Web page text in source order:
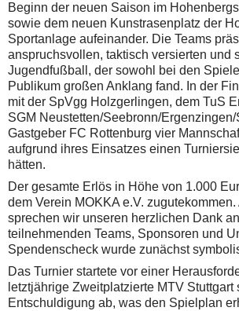
Beginn der neuen Saison im
sowie dem neuen Kunstrasenplatz der
Sportanlage aufeinander. Die Teams
anspruchsvollen, taktisch versierten und
Jugendfußball, der sowohl bei den
Publikum großen Anklang fand. In der
mit der SpVgg Holzgerlingen, dem TuS
SGM Neustetten/Seebronn/
Gastgeber FC Rottenburg vier
aufgrund ihres Einsatzes einen
hätten.
Der gesamte Erlös in Höhe von 1.000
dem Verein MOKKA e.V.
sprechen wir unseren herzlichen Dank
teilnehmenden Teams, Sponsoren und
Spendenscheck wurde zunächst
Das Turnier startete vor einer
letztjährige Zweitplatzierte MTV Stuttgart
Entschuldigung ab, was den Spielplan